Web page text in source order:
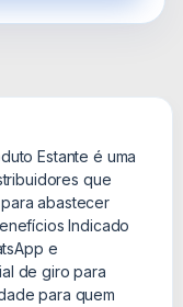
Estante é uma
que
abastecer
Indicado
e
de giro para
para quem